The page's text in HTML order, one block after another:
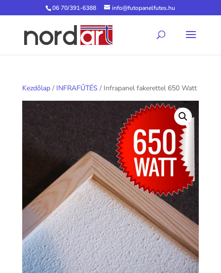
06 70/391-6388 info@futopanelfutes.hu
Kezdőlap/ INFRAFŰTÉS / Infrapanel fakerettel 650 Watt